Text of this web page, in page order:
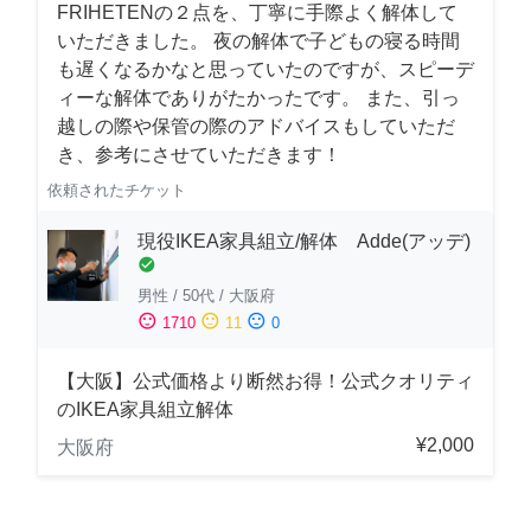
FRIHETENの２点を、丁寧に手際よく解体して
いただきました。 夜の解体で子どもの寝る時間
も遅くなるかなと思っていたのですが、スピーデ
ィーな解体でありがたかったです。 また、引っ
越しの際や保管の際のアドバイスもしていただ
き、参考にさせていただきます！
依頼されたチケット
現役IKEA家具組立/解体 Adde(アッデ)
check_circle
男性 / 50代 / 大阪府
sentiment_satisfied 1710 sentiment_neutral 11 sentiment_dissatisfied 0
【大阪】公式価格より断然お得！公式クオリティ
のIKEA家具組立解体
大阪府
¥2,000